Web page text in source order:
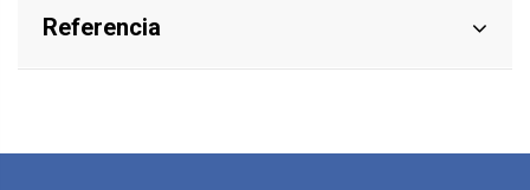
Referencia